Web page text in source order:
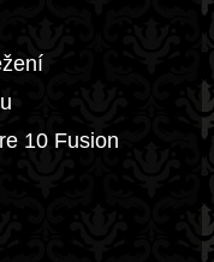
10 Fusion